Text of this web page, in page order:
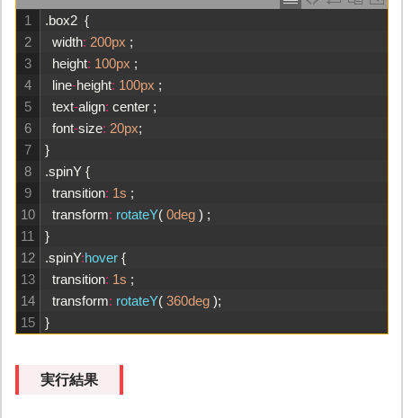
1
2
3
4
5
6
7
8
9
10
11
12
13
14
15
.box2 {
width: 200px ;
height: 100px ;
line-height: 100px ;
text-align: center ;
font-size: 20px;
}
.spinY {
transition: 1s ;
transform: rotateY( 0deg ) ;
}
.spinY:hover {
transition: 1s ;
transform: rotateY( 360deg );
}
実行結果